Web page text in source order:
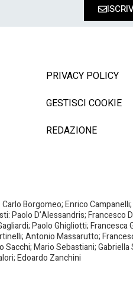
PRIVACY POLICY
GESTISCI COOKIE
REDAZIONE
Borgomeo; Enrico
Paolo D’Alessandris; Francesco
Paolo Ghigliotti; Francesca
Antonio Massarutto;
Mario Sebastiani; Gabriella
Edoardo Zanchini